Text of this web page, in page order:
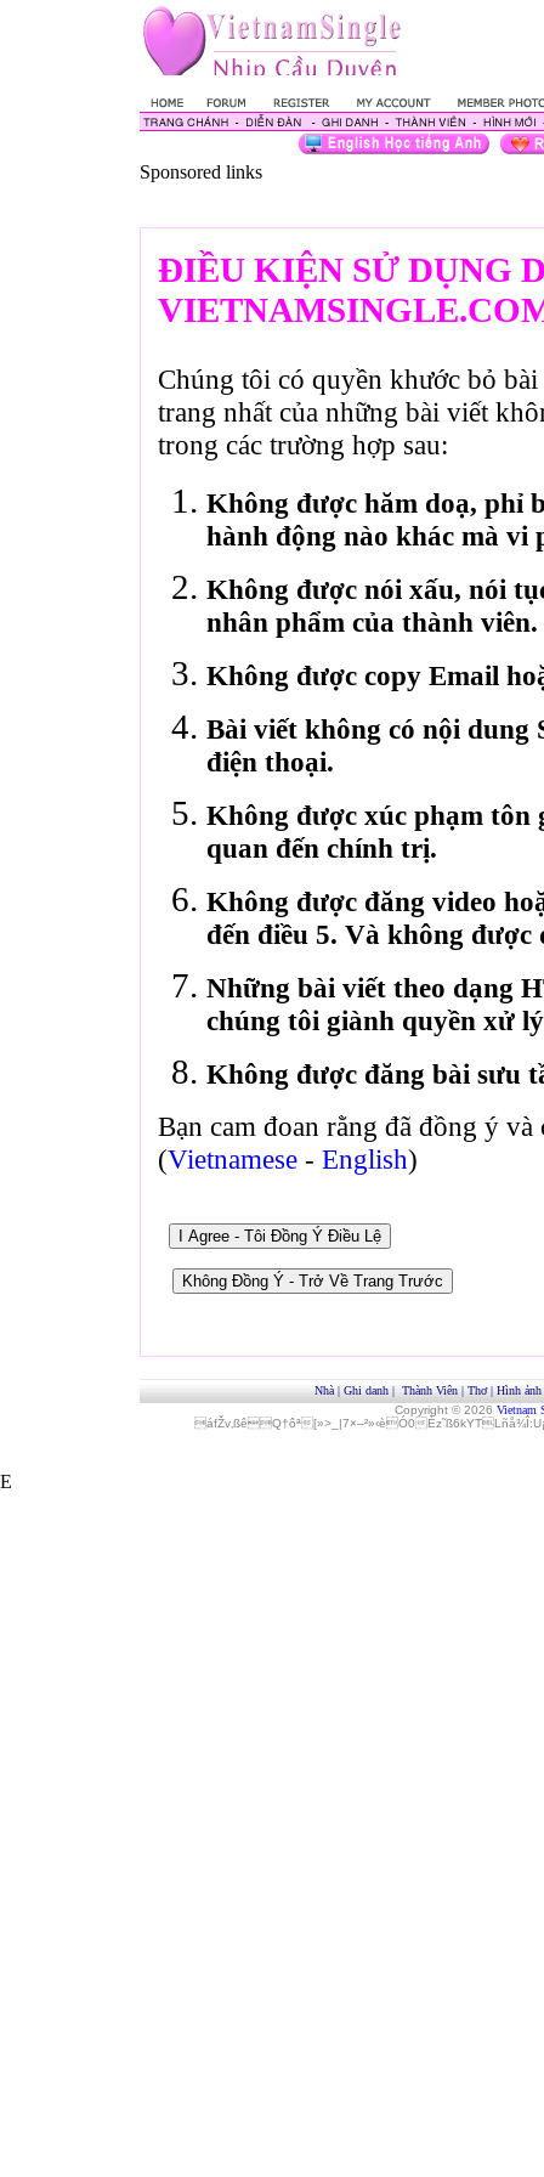
Sponsored links
ĐIỀU KIỆN SỬ DỤNG
Chúng tôi có quyền khước bỏ
trang nhất của những bài viết
trong các trường hợp sau:
Không được hăm doạ, phỉ
hành động nào khác mà vi
Không được nói xấu, nói
nhân phẩm của thành viên.
Không được copy Email
Bài viết không có nội dung
điện thoại.
Không được xúc phạm tôn
quan đến chính trị.
Không được đăng video
đến điều 5. Và không
Những bài viết theo dạng
chúng tôi giành quyền xử
Không được đăng bài sưu
Bạn cam đoan rằng đã đồng ý
(Vietnamese - English)
Nhà | Ghi danh | Thành Viên | Thơ| Hình ảnh
Copyright © 2026 Vietnam
áfŽv‚ßêQ†ôª[»>_|7×–²»‹èÓ0
E